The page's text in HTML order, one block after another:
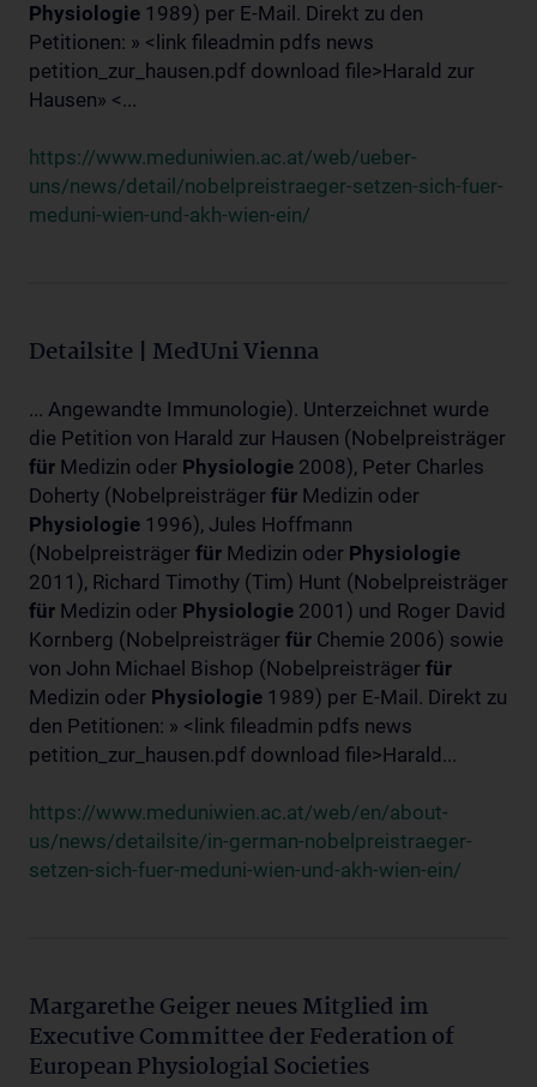
Physiologie 1989) per E-Mail. Direkt zu den
Petitionen: » <link fileadmin pdfs news
petition_zur_hausen.pdf download file>Harald zur
Hausen» <...
https://www.meduniwien.ac.at/web/ueber-
uns/news/detail/nobelpreistraeger-setzen-sich-fuer-
meduni-wien-und-akh-wien-ein/
Detailsite | MedUni Vienna
... Angewandte Immunologie). Unterzeichnet wurde
die Petition von Harald zur Hausen (Nobelpreisträger
für Medizin oder Physiologie 2008), Peter Charles
Doherty (Nobelpreisträger für Medizin oder
Physiologie 1996), Jules Hoffmann
(Nobelpreisträger für Medizin oder Physiologie
2011), Richard Timothy (Tim) Hunt (Nobelpreisträger
für Medizin oder Physiologie 2001) und Roger David
Kornberg (Nobelpreisträger für Chemie 2006) sowie
von John Michael Bishop (Nobelpreisträger für
Medizin oder Physiologie 1989) per E-Mail. Direkt zu
den Petitionen: » <link fileadmin pdfs news
petition_zur_hausen.pdf download file>Harald...
https://www.meduniwien.ac.at/web/en/about-
us/news/detailsite/in-german-nobelpreistraeger-
setzen-sich-fuer-meduni-wien-und-akh-wien-ein/
Margarethe Geiger neues Mitglied im
Executive Committee der Federation of
European Physiologial Societies